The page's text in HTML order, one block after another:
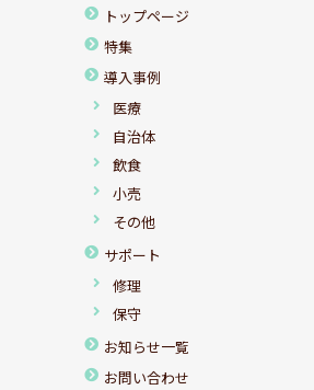
トップページ
特集
導入事例
医療
自治体
飲食
小売
その他
サポート
修理
保守
お知らせ一覧
お問い合わせ